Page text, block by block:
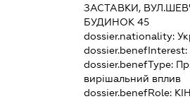
ЗАСТАВКИ,
БУДИНОК 45
dossier.nationality:
dossier.benefInterest:
dossier.benefType:
вирішальний вплив
dossier.benefRole: